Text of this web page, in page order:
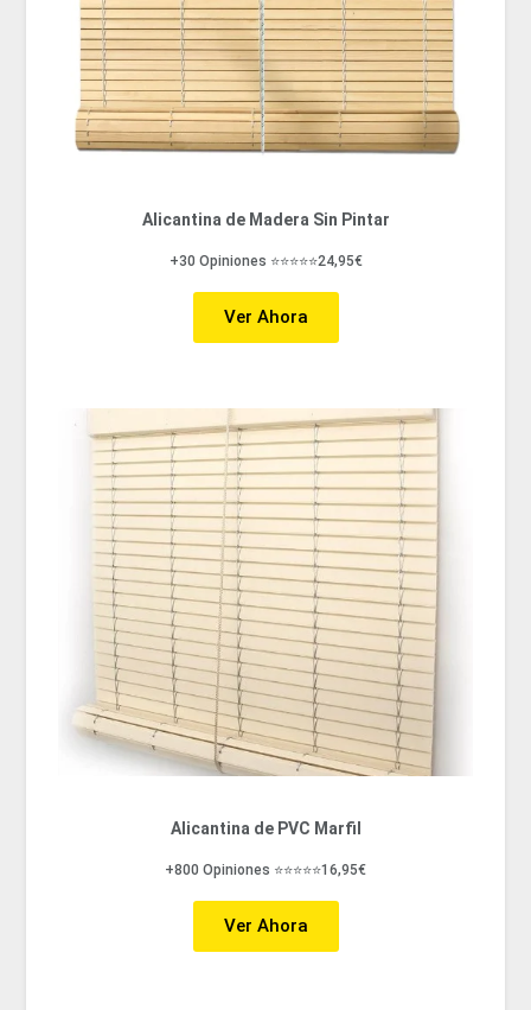
Alicantina de Madera Sin Pintar
+30 Opiniones ⭐⭐⭐⭐⭐24,95€
Ver Ahora
Alicantina de PVC Marfil
+800 Opiniones ⭐⭐⭐⭐⭐16,95€
Ver Ahora